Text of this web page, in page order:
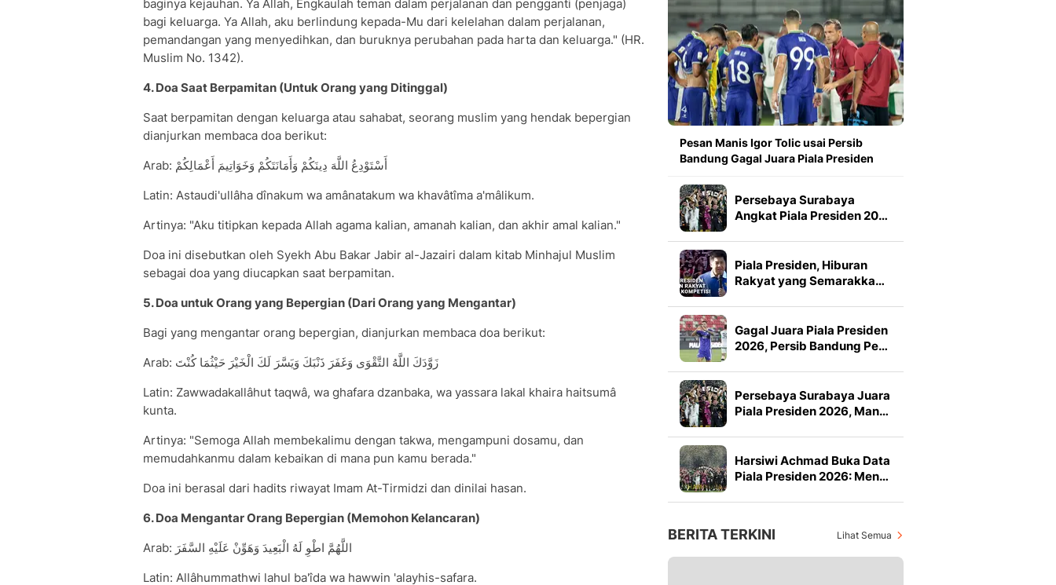
baginya kejauhan. Ya Allah, Engkaulah teman dalam perjalanan dan pengganti (penjaga)
bagi keluarga. Ya Allah, aku berlindung kepada-Mu dari kelelahan dalam perjalanan,
pemandangan yang menyedihkan, dan buruknya perubahan pada harta dan keluarga." (HR.
Muslim No. 1342).
4. Doa Saat Berpamitan (Untuk Orang yang Ditinggal)
Saat berpamitan dengan keluarga atau sahabat, seorang muslim yang hendak bepergian
dianjurkan membaca doa berikut:
Arab: أَسْتَوْدِعُ اللَّهَ دِينَكُمْ وَأَمَانَتَكُمْ وَخَوَاتِيمَ أَعْمَالِكُمْ
Latin: Astaudi'ullâha dînakum wa amânatakum wa khavâtîma a'mâlikum.
Artinya: "Aku titipkan kepada Allah agama kalian, amanah kalian, dan akhir amal kalian."
Doa ini disebutkan oleh Syekh Abu Bakar Jabir al-Jazairi dalam kitab Minhajul Muslim
sebagai doa yang diucapkan saat berpamitan.
5. Doa untuk Orang yang Bepergian (Dari Orang yang Mengantar)
Bagi yang mengantar orang bepergian, dianjurkan membaca doa berikut:
Arab: زَوَّدَكَ اللَّهُ التَّقْوَى وَغَفَرَ ذَنْبَكَ وَيَسَّرَ لَكَ الْخَيْرَ حَيْثُمَا كُنْتَ
Latin: Zawwadakallâhut taqwâ, wa ghafara dzanbaka, wa yassara lakal khaira haitsumâ
kunta.
Artinya: "Semoga Allah membekalimu dengan takwa, mengampuni dosamu, dan
memudahkanmu dalam kebaikan di mana pun kamu berada."
Doa ini berasal dari hadits riwayat Imam At-Tirmidzi dan dinilai hasan.
6. Doa Mengantar Orang Bepergian (Memohon Kelancaran)
Arab: اللَّهُمَّ اطْوِ لَهُ الْبَعِيدَ وَهَوِّنْ عَلَيْهِ السَّفَرَ
Latin: Allâhummathwi lahul ba'îda wa hawwin 'alayhis-safara.
Pesan Manis Igor Tolic usai Persib
Bandung Gagal Juara Piala Presiden
Persebaya Surabaya
Angkat Piala Presiden 20…
Piala Presiden, Hiburan
Rakyat yang Semarakka…
Gagal Juara Piala Presiden
2026, Persib Bandung Pe…
Persebaya Surabaya Juara
Piala Presiden 2026, Man…
Harsiwi Achmad Buka Data
Piala Presiden 2026: Men…
BERITA TERKINI Lihat Semua